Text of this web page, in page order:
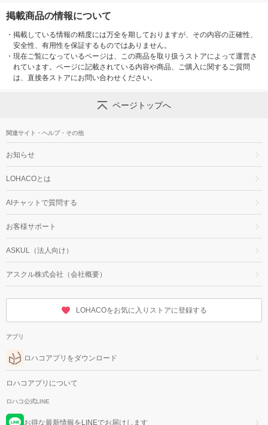
掲載商品の情報について
・ 掲載している情報の精度には万全を期しておりますが、その内容の正確性、
安全性、有用性を保証するものではありません。
・ 現在ご覧になっているページは、この商品を取り扱うストアによって運営さ
れています。ページに記載されている内容や商品、ご購入に関するご質問
は、直接各ストアにお問い合わせください。
ページトップへ
関連サイト・ヘルプ・その他
お知らせ
LOHACOとは
AIチャットで質問する
お客様サポート
ASKUL（法人向け）
アスクル株式会社（会社概要）
LOHACOをお気に入りストアに登録する
アプリ
ロハコアプリをダウンロード
ロハコアプリについて
ロハコ公式LINE
お得な最新情報をLINEでお届けします